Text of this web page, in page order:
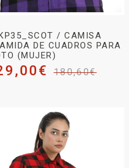
/ CAMISA
DE CUADROS PARA
(MUJER)
180,60€
€